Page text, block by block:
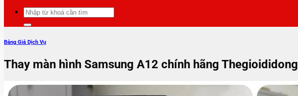
Tìm
kiếm:
Bảng Giá Dịch Vụ
Thay màn hình Samsung A12 chính hãng Thegioididong